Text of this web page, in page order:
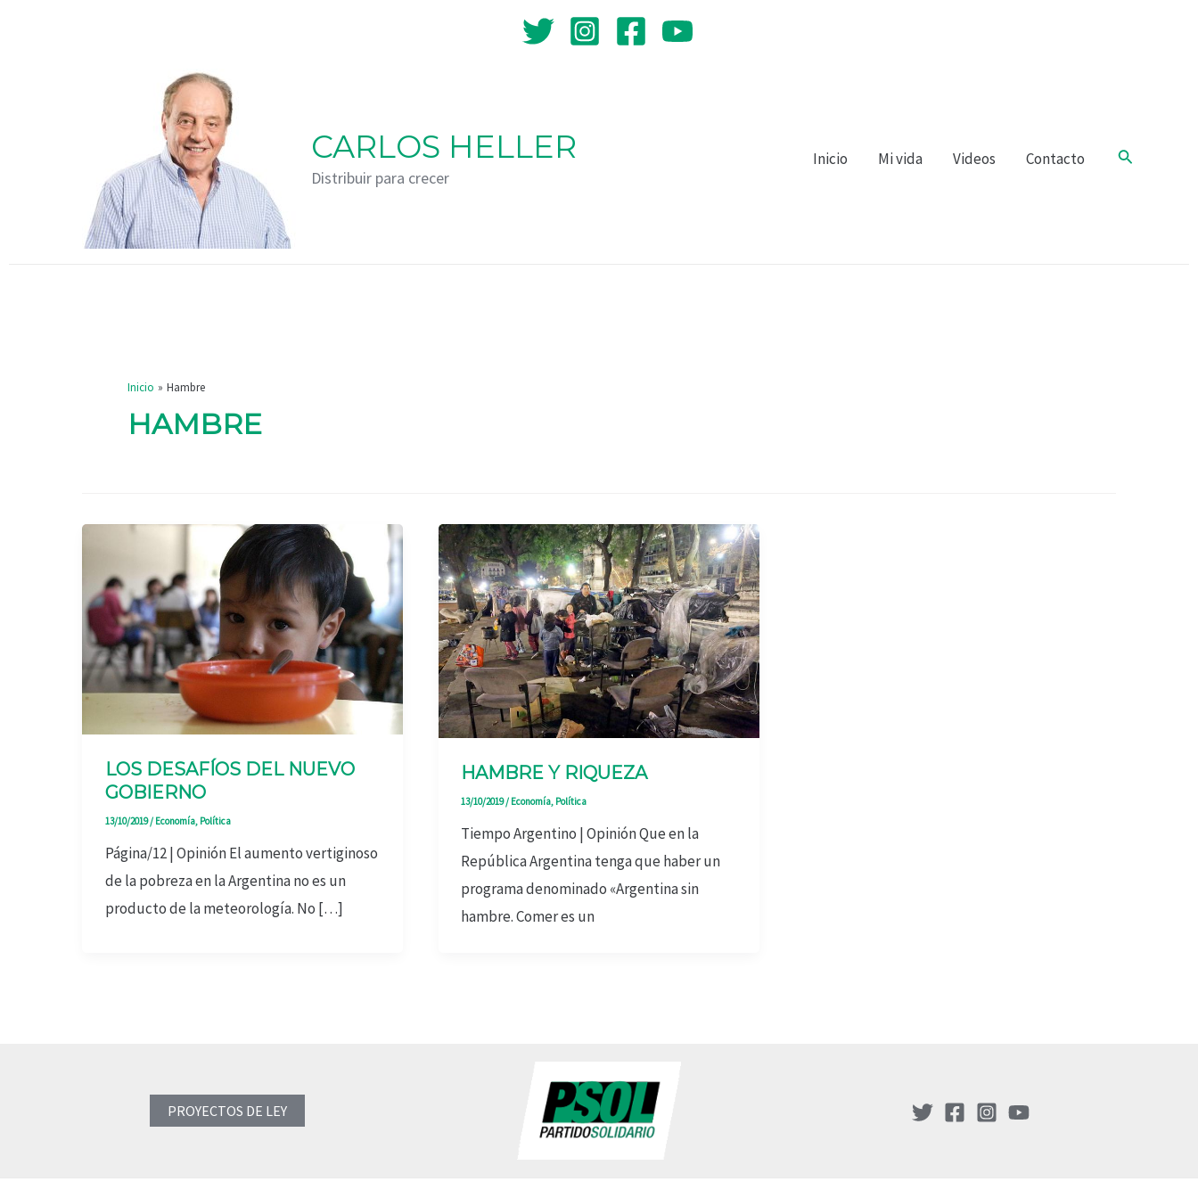
CARLOS HELLER
Distribuir para crecer
Inicio Mi vida Videos Contacto Buscar
Inicio Hambre
HAMBRE
LOS DESAFÍOS DEL NUEVO
GOBIERNO
13/10/2019/ Economía, Política
Página/12 | Opinión El aumento vertiginoso
de la pobreza en la Argentina no es un
producto de la meteorología. No […]
HAMBRE Y RIQUEZA
13/10/2019/ Economía, Política
Tiempo Argentino | Opinión Que en la
República Argentina tenga que haber un
programa denominado «Argentina sin
hambre. Comer es un
PROYECTOS DE LEY